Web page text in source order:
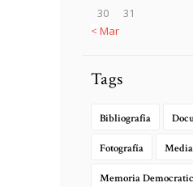
30
31
« Mar
Tags
Bibliografía
Fotografía Media
Memoria